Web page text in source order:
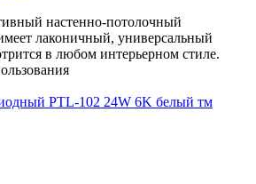
настенно-потолочный
лаконичный, универсальный
в любом интерьерном стиле.